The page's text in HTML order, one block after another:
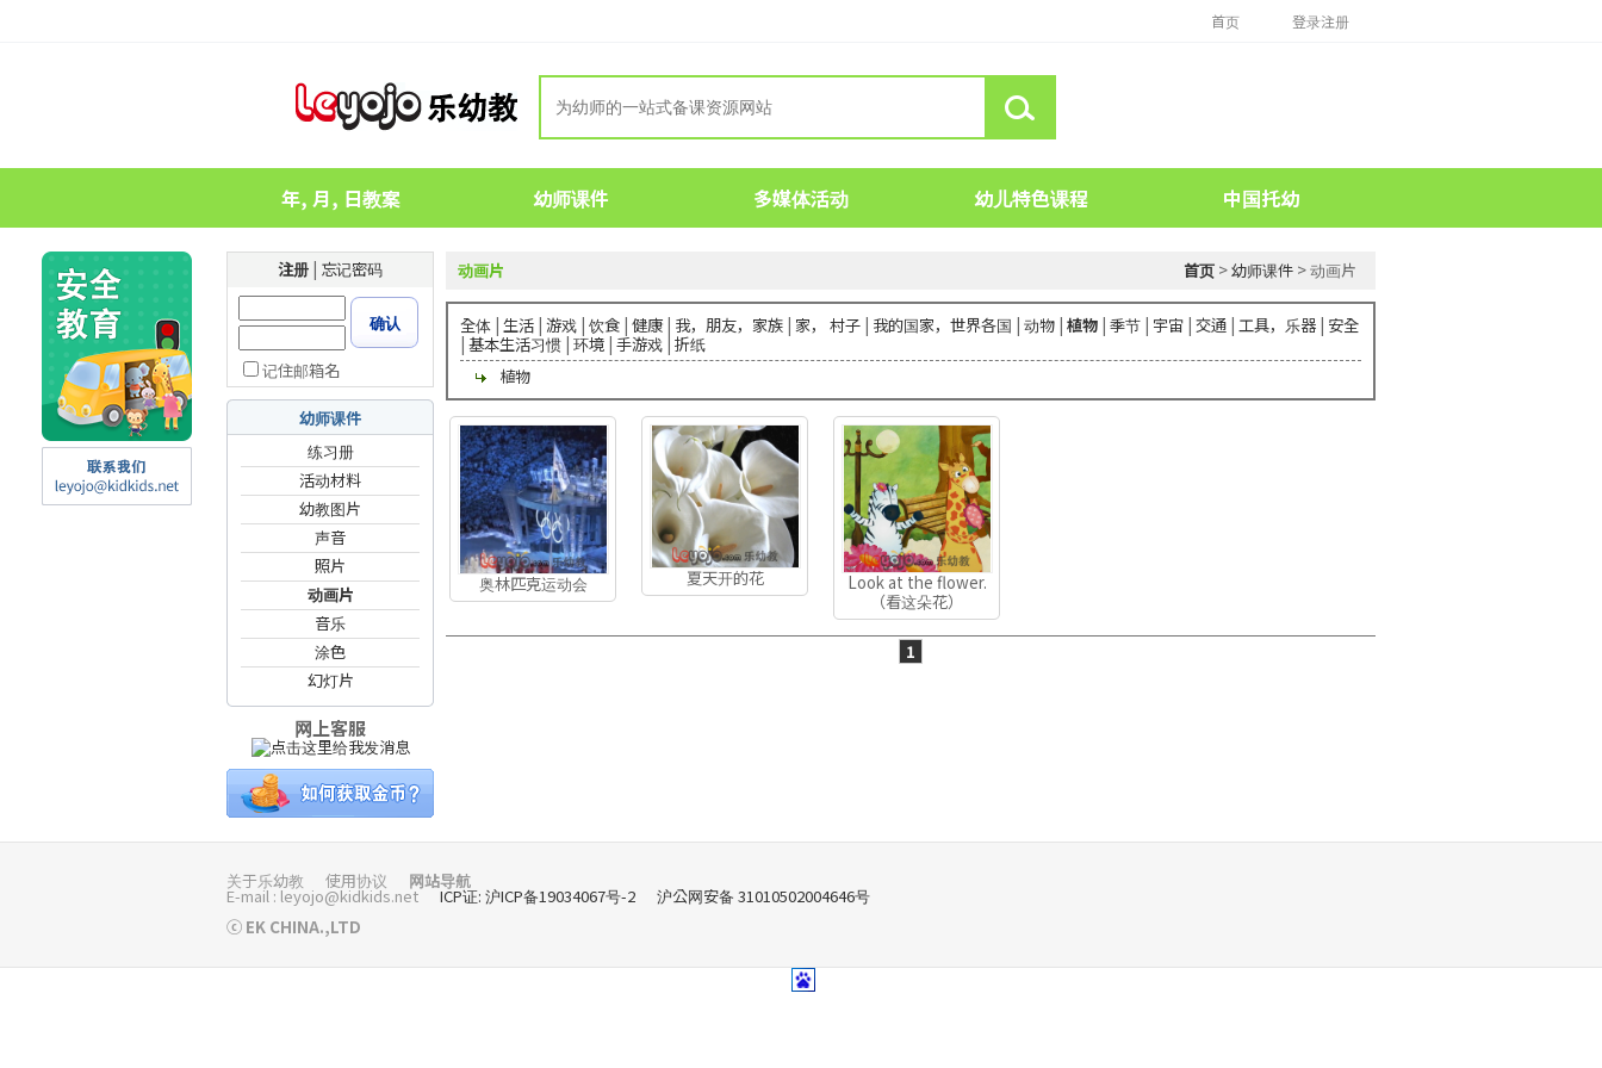
首页 登录注册
年, 月, 日教案 幼师课件 多媒体活动 幼儿特色课程 中国托幼
注册 | 忘记密码
确认
记住邮箱名
幼师课件
练习册
活动材料
幼教图片
声音
照片
动画片
音乐
涂色
幻灯片
网上客服
动画片 首页 >幼师课件 > 动画片
全体 | 生活 | 游戏 | 饮食 | 健康 | 我，朋友，家族 | 家， 村子 | 我的国家，世界各国 | 动物 | 植物 | 季节 | 宇宙 | 交通 | 工具，乐器 | 安全
| 基本生活习惯 | 环境 | 手游戏 折纸
植物
奥林匹克运动会 夏天开的花
Look at the flower.
（看这朵花）
1
关于乐幼教 使用协议 网站导航
E-mail : leyojo@kidkids.net ICP证: 沪ICP备19034067号-2
沪公网安备 31010502004646号
ⓒ EK CHINA.,LTD